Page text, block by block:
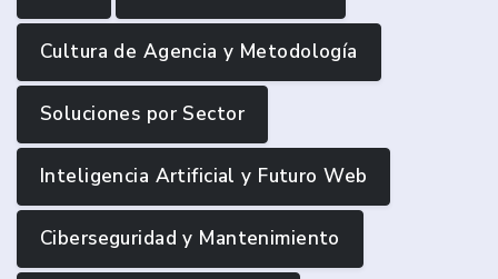
Cultura de Agencia y Metodología
Soluciones por Sector
Inteligencia Artificial y Futuro Web
Ciberseguridad y Mantenimiento